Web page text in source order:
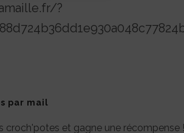
?
par mail
croch'potes et gagne une récompense !